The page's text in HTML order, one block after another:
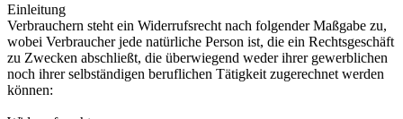
Einleitung
Verbrauchern steht ein Widerrufsrecht nach folgender Maßgabe zu,
wobei Verbraucher jede natürliche Person ist, die ein Rechtsgeschäft
zu Zwecken abschließt, die überwiegend weder ihrer gewerblichen
noch ihrer selbständigen beruflichen Tätigkeit zugerechnet werden
können: